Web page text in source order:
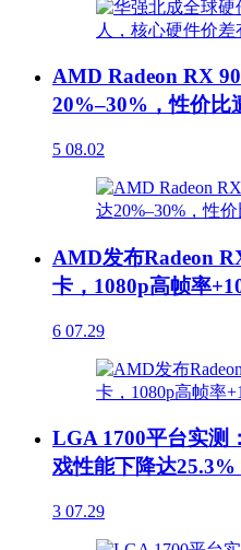
AMD Radeon RX
20%–30%，性价比
5 08.02
AMD发布Radeon
卡，1080p高帧率
6 07.29
LGA 1700平台实测
戏性能下降达
3 07.29